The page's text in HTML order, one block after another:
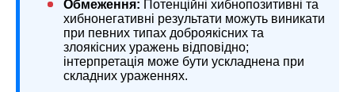
Обмеження: Потенційні хибнопозитивні та
хибнонегативні результати можуть виникати
при певних типах доброякісних та
злоякісних уражень відповідно;
інтерпретація може бути ускладнена при
складних ураженнях.